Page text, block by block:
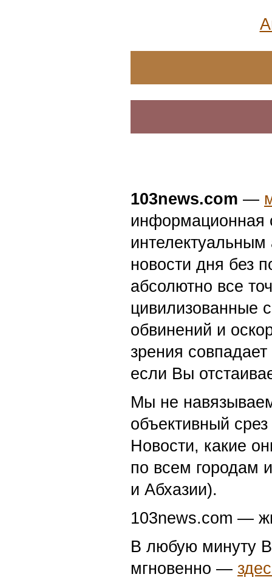
103news.com —
информационная
новости дня без
абсолютно все
цивилизованные
обвинений и
зрения
если Вы
Мы не
объективный
Новости, какие
по всем городам
и Абхазии).
103news.com —
В любую минуту
мгновенно —